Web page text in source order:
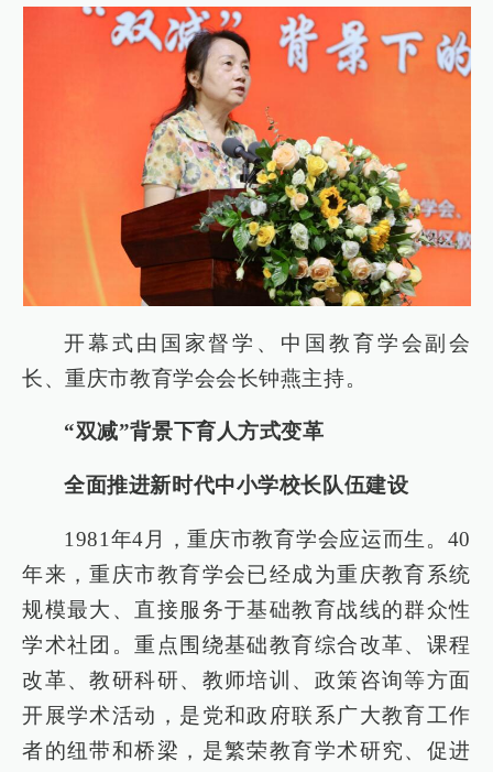
开幕式由国家督学、中国教育学会副会
长、重庆市教育学会会长钟燕主持。
“双减”背景下育人方式变革
全面推进新时代中小学校长队伍建设
1981年4月，重庆市教育学会应运而生。40
年来，重庆市教育学会已经成为重庆教育系统
规模最大、直接服务于基础教育战线的群众性
学术社团。重点围绕基础教育综合改革、课程
改革、教研科研、教师培训、政策咨询等方面
开展学术活动，是党和政府联系广大教育工作
者的纽带和桥梁，是繁荣教育学术研究、促进